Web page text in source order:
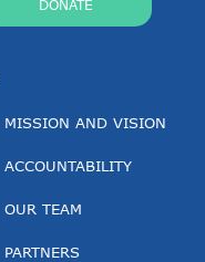
MISSION AND VISION
ACCOUNTABILITY
OUR TEAM
PARTNERS
DONATE